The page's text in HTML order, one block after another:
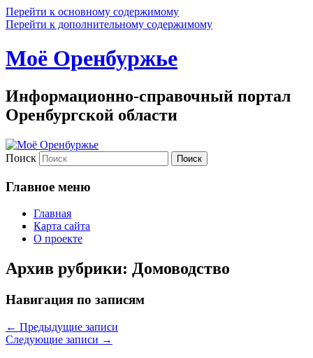
Перейти к основному содержимому
Перейти к дополнительному содержимому
Моё Оренбуржье
Информационно-справочный портал
Оренбургской области
Поиск
Главное меню
Главная
Карта сайта
О проекте
Архив рубрики: Домоводство
Навигация по записям
← Предыдущие записи
Следующие записи →